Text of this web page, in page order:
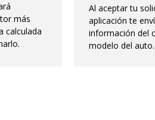
más
calculada
Al aceptar tu
aplicación te
información del
modelo del auto.